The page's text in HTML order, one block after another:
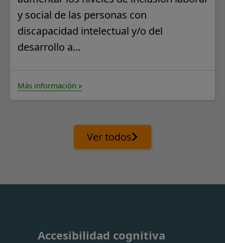
y social de las personas con
discapacidad intelectual y/o del
desarrollo a...
Más información »
Ver todos
Accesibilidad cognitiva